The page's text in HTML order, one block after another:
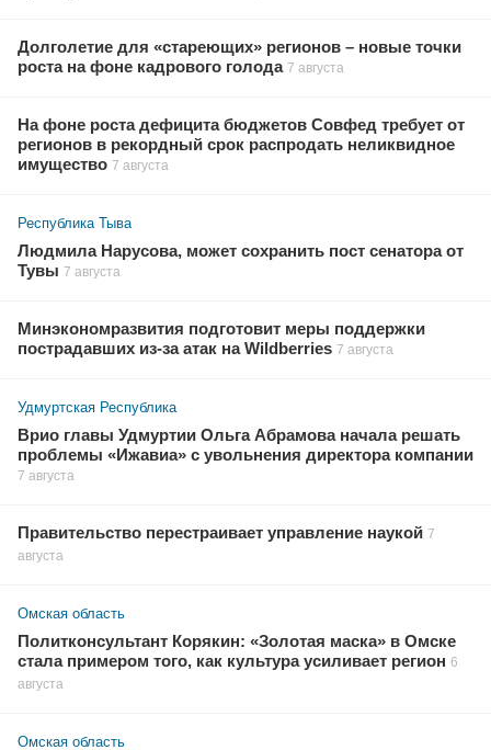
Долголетие для «стареющих» регионов – новые точки
роста на фоне кадрового голода 7 августа
На фоне роста дефицита бюджетов Совфед требует от
регионов в рекордный срок распродать неликвидное
имущество 7 августа
Республика Тыва
Людмила Нарусова, может сохранить пост сенатора от
Тувы 7 августа
Минэкономразвития подготовит меры поддержки
пострадавших из-за атак на Wildberries 7 августа
Удмуртская Республика
Врио главы Удмуртии Ольга Абрамова начала решать
проблемы «Ижавиа» с увольнения директора компании
7 августа
Правительство перестраивает управление наукой 7
августа
Омская область
Политконсультант Корякин: «Золотая маска» в Омске
стала примером того, как культура усиливает регион 6
августа
Омская область